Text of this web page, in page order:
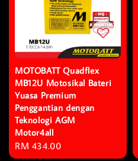
MOTOBATT Quadflex
MB12U Motosikal Bateri
Yuasa Premium
Penggantian dengan
Teknologi AGM
Motor4all
Regular
RM 434.00